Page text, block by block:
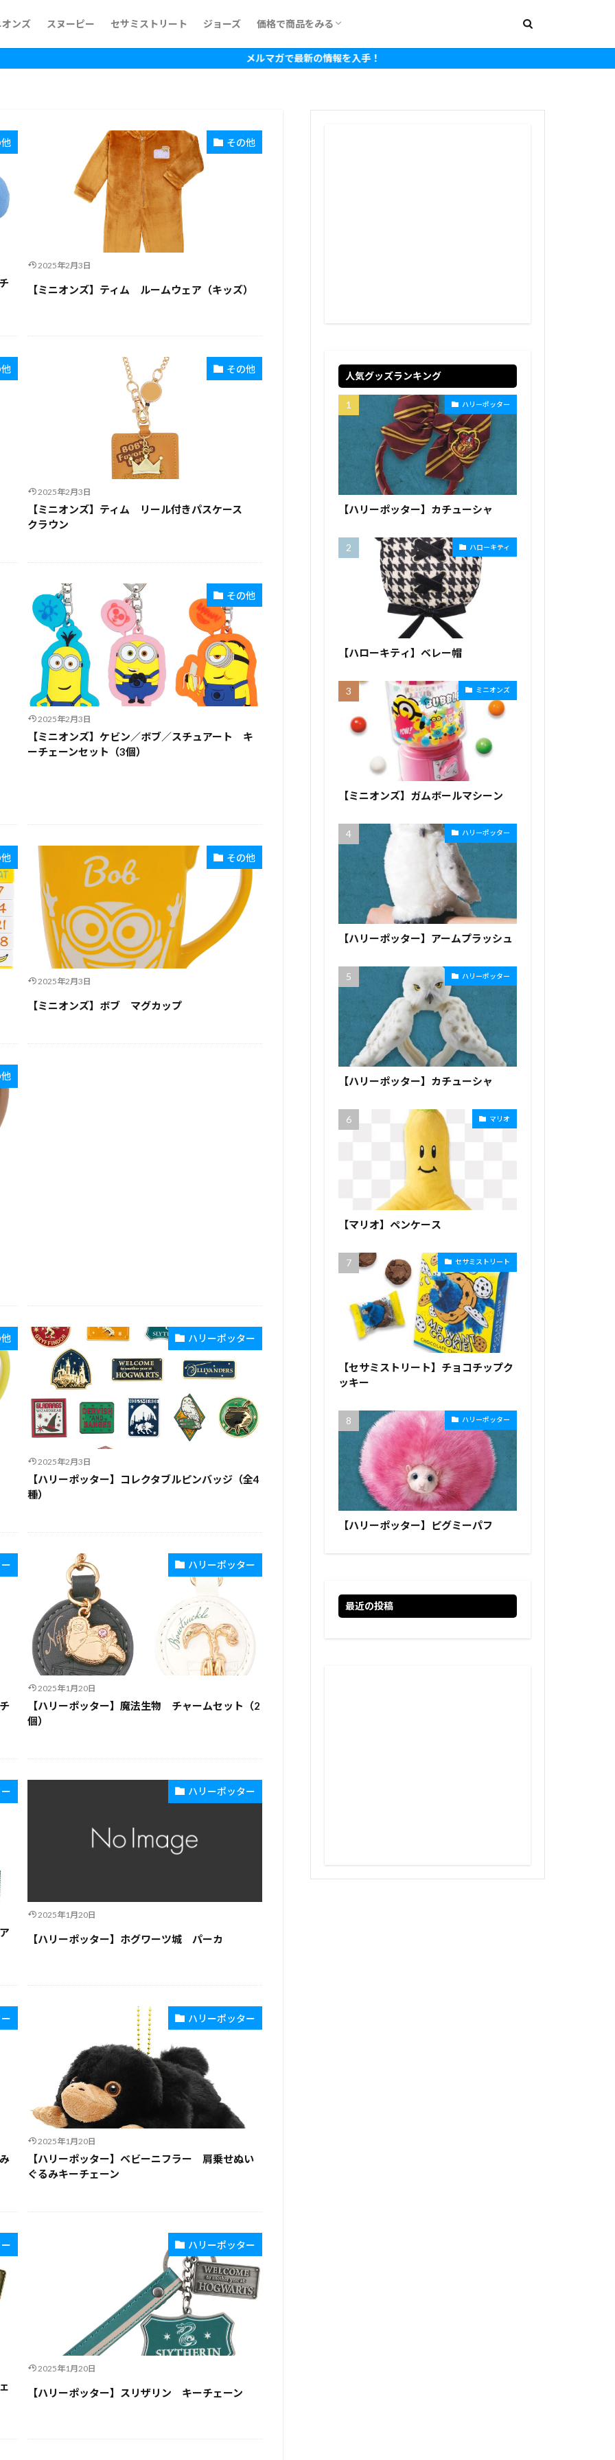
ンズ スヌーピー セサミストリート ジョーズ 価格で商品をみる
~500円
500円~1,000円
1,000円~1,500円
1,500円~2,000円
2,000円~2,500円
2,500円~3,000円
3,000円~3,500円
3,500円~4,000円
4,000円~4,500円
4,500円~5,000円
5,000円~5,500円
5,500円~6,000円
6,500円~7,000円
7,500円~8,000円
10,000円~15,000円
15,000円~20,000円
メルマガで最新の情報を入手！
その他
2025年2月3日
【ミニオンズ】ティム ルームウェア（キッズ）
その他
2025年2月3日
【ミニオンズ】ティム リール付きパスケース
クラウン
その他
2025年2月3日
【ミニオンズ】ケビン／ボブ／スチュアート キ
ーチェーンセット（3個）
その他
2025年2月3日
【ミニオンズ】ボブ マグカップ
ハリーポッター
2025年2月3日
【ハリーポッター】コレクタブルピンバッジ（全4
種）
ハリーポッター
2025年1月20日
【ハリーポッター】魔法生物 チャームセット（2
個）
ハリーポッター
2025年1月20日
【ハリーポッター】ホグワーツ城 パーカ
ハリーポッター
2025年1月20日
【ハリーポッター】ベビーニフラー 肩乗せぬい
ぐるみキーチェーン
ハリーポッター
2025年1月20日
【ハリーポッター】スリザリン キーチェーン
人気グッズランキング
ハリーポッター
【ハリーポッター】カチューシャ
ハローキティ
【ハローキティ】ベレー帽
ミニオンズ
【ミニオンズ】ガムボールマシーン
ハリーポッター
【ハリーポッター】アームプラッシュ
ハリーポッター
【ハリーポッター】カチューシャ
マリオ
【マリオ】ペンケース
セサミストリート
【セサミストリート】チョコチップク
ッキー
ハリーポッター
【ハリーポッター】ピグミーパフ
最近の投稿